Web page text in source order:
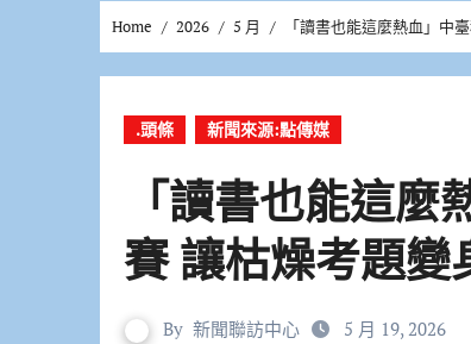
Home 2026 5 月 「讀書也能這麼熱血」中
.頭條 新聞來源:點傳媒
「讀書也能這
賽 讓枯燥考題變
By 新聞聯訪中心 5 月 19, 2026